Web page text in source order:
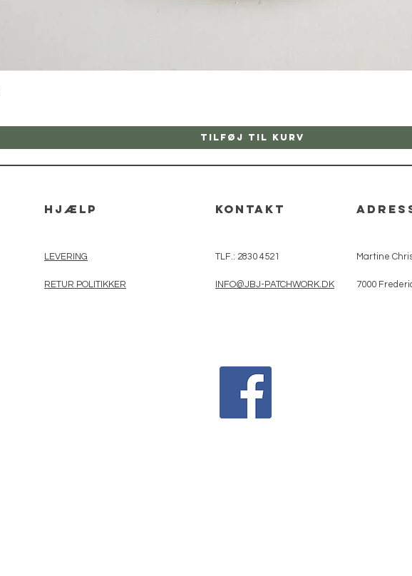
Tilføj til kurv
hjælp
LEVERING
RETUR POLITIKKER
kontakt
TLF.: 2830 4521
INFO@JBJ-PATCHWORK.DK
Martine
7000